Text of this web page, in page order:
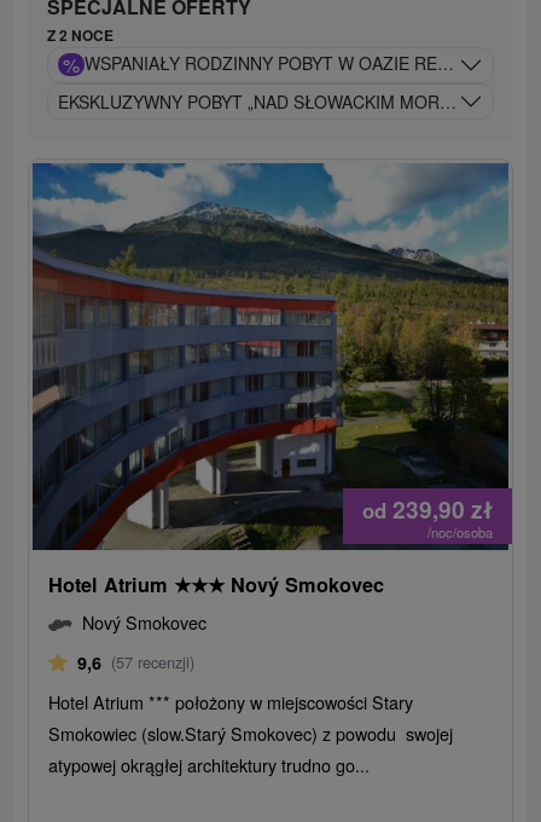
SPECJALNE OFERTY
Z 2 NOCE
% WSPANIAŁY RODZINNY POBYT W OAZIE RELAKSU W
EKSKLUZYWNY POBYT „NAD SŁOWACKIM MORZEM” Z
od 239,90 zł
/noc/osoba
Hotel Atrium ★★★ Nový Smokovec
Nový Smokovec
9,6 (57 recenzji)
Hotel Atrium *** położony w miejscowości Stary
Smokowiec (slow.Starý Smokovec) z powodu swojej
atypowej okrągłej architektury trudno go...